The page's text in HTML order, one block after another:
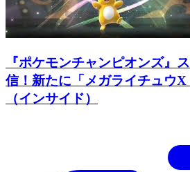
『ポケモンチャンピオンズ』
信！新たに「メガライチュウ
（インサイド）